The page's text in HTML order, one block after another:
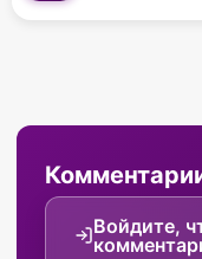
Войдите,